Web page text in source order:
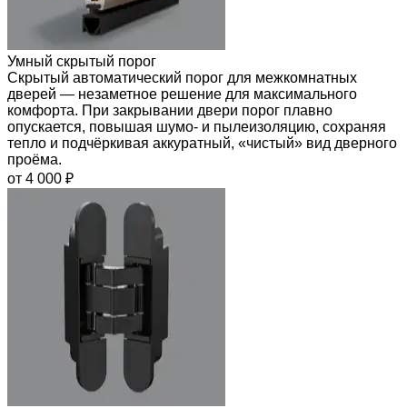
Умный скрытый порог
Скрытый автоматический порог для межкомнатных
дверей — незаметное решение для максимального
комфорта. При закрывании двери порог плавно
опускается, повышая шумо- и пылеизоляцию, сохраняя
тепло и подчёркивая аккуратный, «чистый» вид дверного
проёма.
от 4 000 ₽